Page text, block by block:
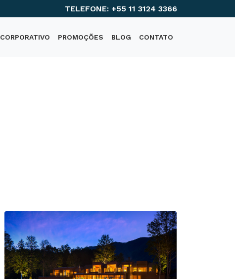
TELEFONE: +55 11 3124 3366
CORPORATIVO PROMOÇÕES BLOG CONTATO